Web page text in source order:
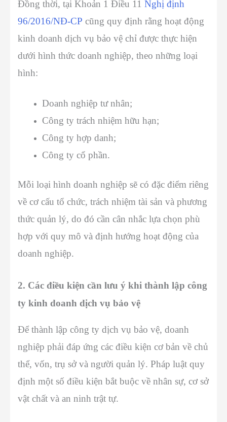
Đồng thời, tại Khoản 1 Điều 11 Nghị định
96/2016/NĐ-CP cũng quy định rằng hoạt động
kinh doanh dịch vụ bảo vệ chỉ được thực hiện
dưới hình thức doanh nghiệp, theo những loại
hình:
Doanh nghiệp tư nhân;
Công ty trách nhiệm hữu hạn;
Công ty hợp danh;
Công ty cổ phần.
Mỗi loại hình doanh nghiệp sẽ có đặc điểm riêng
về cơ cấu tổ chức, trách nhiệm tài sản và phương
thức quản lý, do đó cần cân nhắc lựa chọn phù
hợp với quy mô và định hướng hoạt động của
doanh nghiệp.
2. Các điều kiện cần lưu ý khi thành lập công
ty kinh doanh dịch vụ bảo vệ
Để thành lập công ty dịch vụ bảo vệ, doanh
nghiệp phải đáp ứng các điều kiện cơ bản về chủ
thể, vốn, trụ sở và người quản lý. Pháp luật quy
định một số điều kiện bắt buộc về nhân sự, cơ sở
vật chất và an ninh trật tự.